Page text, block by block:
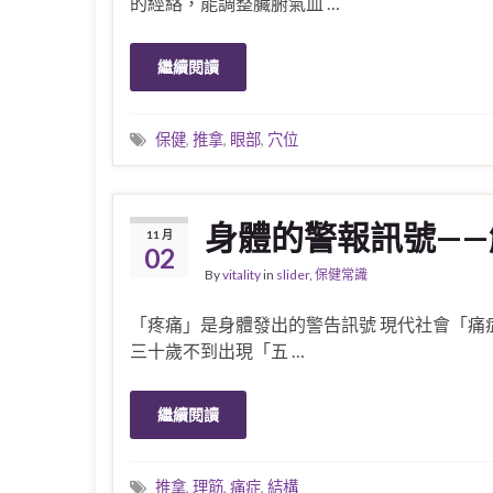
繼續閱讀
保健, 推拿, 眼部, 穴位
11 月
02
身體的警報訊號
Byvitalityin slider, 保健常識
「疼痛」是身體發出的警告訊號 現代社會「
三十歲不到出現「五 …
繼續閱讀
推拿, 理筋, 痛症, 結構